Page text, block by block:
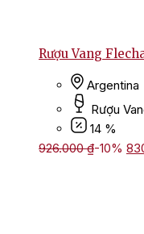
Rượu Vang
Argentina
Rượu
14 %
926.000₫-10% Giá